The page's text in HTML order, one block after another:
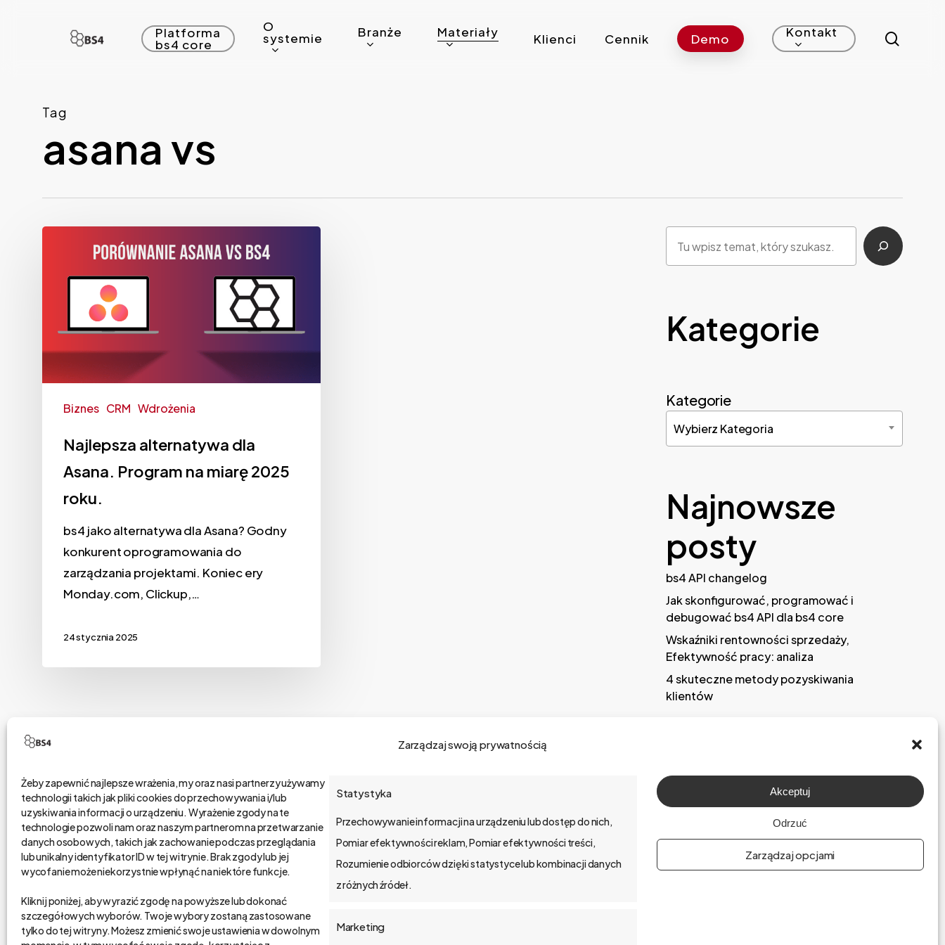
Zarządzaj swoją prywatnością
Żeby zapewnić najlepsze wrażenia, my oraz nasi partnerzy używamy
technologii takich jak pliki cookies do przechowywania i/lub
uzyskiwania informacji o urządzeniu. Wyrażenie zgody na te
technologie pozwoli nam oraz naszym partnerom na przetwarzanie
danych osobowych, takich jak zachowanie podczas przeglądania
lub unikalny identyfikator ID w tej witrynie. Brak zgody lub jej
wycofanie może niekorzystnie wpłynąć na niektóre funkcje.
Kliknij poniżej, aby wyrazić zgodę na powyższe lub dokonać
szczegółowych wyborów. Twoje wybory zostaną zastosowane
tylko do tej witryny. Możesz zmienić swoje ustawienia w dowolnym
Statystyka
Przechowywanie informacji na urządzeniu lub dostęp do nich,
Pomiar efektywności reklam, Pomiar efektywności treści,
Rozumienie odbiorców dzięki statystyce lub kombinacji danych
z różnych źródeł.
Marketing
Akceptuj
Odrzuć
Zarządzaj opcjami
Platforma
bs4 core
O
systemie Branże Materiały Klienci Cennik Demo Kontakt
Tag
asana vs
Biznes CRM Wdrożenia
Najlepsza alternatywa dla
Asana. Program na miarę 2025
roku.
bs4 jako alternatywa dla Asana? Godny
konkurent oprogramowania do
zarządzania projektami. Koniec ery
Monday.com, Clickup,…
24 stycznia 2025
Kategorie
Kategorie
Wybierz Kategoria
Najnowsze
posty
bs4 API changelog
Jak skonfigurować, programować i
debugować bs4 API dla bs4 core
Wskaźniki rentowności sprzedaży,
Efektywność pracy: analiza
4 skuteczne metody pozyskiwania
klientów
bs4 business solutions sp. z o.o.
na rynku od 2002 r.
kapitał zakładowy 1,15 mln zł.
tel. 61 848 44 23
bs4@bs4.io
o bs4 core
Jak wdrażamy
API
O firmie
Praca